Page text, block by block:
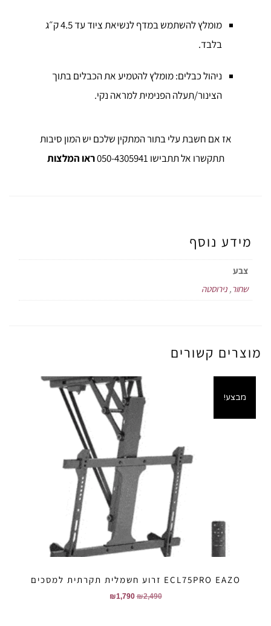
מומלץ להשתמש במדף לנשיאת ציוד עד 4.5 ק״ג
בלבד.
ניהול כבלים: מומלץ להטמיע את הכבלים בתוך
הצינור/תעלה הפנימית למראה נקי.
אז אם חשבת עלי בתור המתקין שלכם יש המון סיבות
תתקשרו אל תתבישו 050-4305941
ראו המלצות
מידע נוסף
צבע
שחור,נירוסטה
מוצרים קשורים
מבצע!
ECL75PRO EAZO זרוע חשמלית תקרתית למסכים
₪2,490
₪1,790